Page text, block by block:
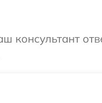
консультант